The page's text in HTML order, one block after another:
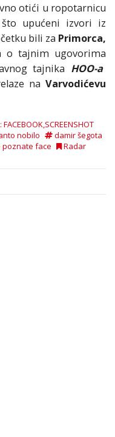
otići u ropotarnicu
upućeni izvori iz
bili za Primorca,
o tajnim ugovorima
tajnika HOO-a
naVarvodićevu
FACEBOOK,SCREENSHOT
nobilo
damir šegota
face
Radar